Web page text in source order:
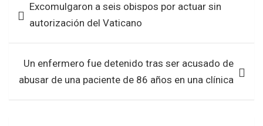
o
o
k
A
p
p
de Excomulgaron a seis obispos por actuar sin
autorización del Vaticano
Un enfermero fue detenido tras ser acusado de
abusar de una paciente de 86 años en una clínica